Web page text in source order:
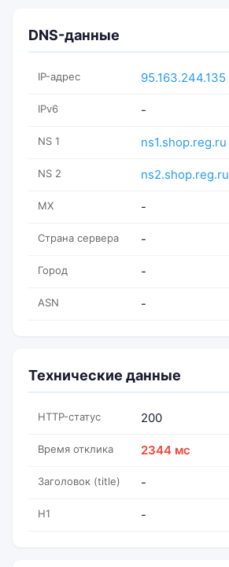
DNS-данные
IP-адрес 95.163.244.135
IPv6 -
NS 1 ns1.shop.reg.ru
NS 2 ns2.shop.reg.ru
MX -
Страна сервера -
Город -
ASN -
Технические данные
HTTP-статус 200
Время отклика 2344 мс
Заголовок (title) -
H1 -